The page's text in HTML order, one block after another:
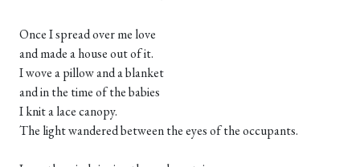
Once I spread over me love
and made a house out of it.
I wove a pillow and a blanket
and in the time of the babies
I knit a lace canopy.
The light wandered between the eyes of the occupants.